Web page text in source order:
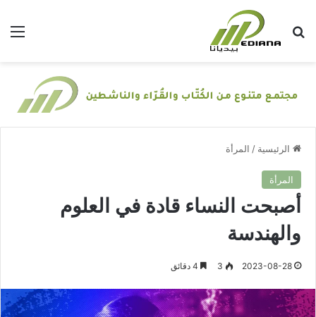
بحث عن
الرئيسية / المرأة
المرأة
أصبحت النساء قادة في العلوم
والهندسة
2023-08-28
3